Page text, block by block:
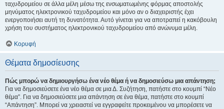
ταχυδρομείου σε άλλα μέλη μέσω της ενσωματωμένης φόρμας αποστολής
μηνύματος ηλεκτρονικού ταχυδρομείου και μόνο αν ο διαχειριστής έχει
ενεργοποιήσει αυτή τη δυνατότητα. Αυτό γίνεται για να αποτραπεί η κακόβουλη
χρήση του συστήματος ηλεκτρονικού ταχυδρομείου από ανώνυμα μέλη.
Κορυφή
Θέματα δημοσίευσης
Πώς μπορώ να δημιουργήσω ένα νέο θέμα ή να δημοσιεύσω μια απάντηση;
Για να δημοσιεύσετε ένα νέο θέμα σε μια Δ. Συζήτηση, πατήστε στο κουμπί “Νέο
θέμα”. Για να δημοσιεύσετε μια απάντηση σε ένα θέμα, πατήστε στο κουμπί
“Απάντηση”. Μπορεί να χρειαστεί να εγγραφείτε προκειμένου να μπορέσετε να